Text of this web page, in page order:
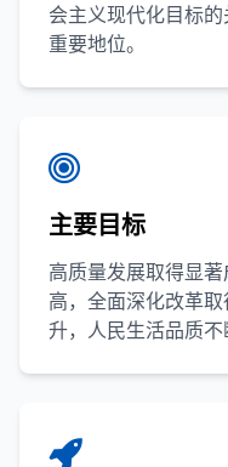
会主义现代化目标
重要地位。
主要目标
高质量发展取得显
高，全面深化改革
升，人民生活品质不